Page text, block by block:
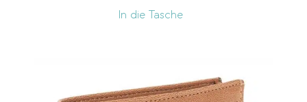
In die Tasche